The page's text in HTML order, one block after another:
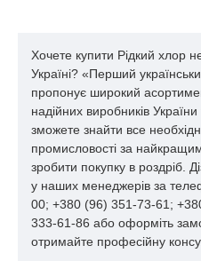
Хочете купити Рідкий хлор
Україні? «Перший
пропонує широкий
надійних виробників
зможете знайти все
промисловості за
зробити покупку в роздріб.
у наших менеджерів за
00; +380 (96) 351-73-61;
333-61-86 або оформіть
отримайте професійну